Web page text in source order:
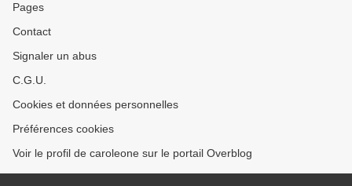
Pages
Contact
Signaler un abus
C.G.U.
Cookies et données personnelles
Préférences cookies
Voir le profil de caroleone sur le portail Overblog